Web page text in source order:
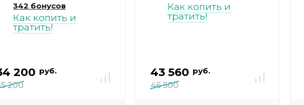
342 бонусов
Как копить и
тратить!
200 руб.
200
Как копить и
тратить!
43 560 руб.
46 500